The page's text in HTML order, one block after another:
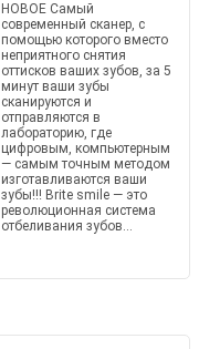
НОВОЕ Самый
современный сканер, с
помощью которого вместо
неприятного снятия
оттисков ваших зубов, за 5
минут ваши зубы
сканируются и
отправляются в
лабораторию, где
цифровым, компьютерным
— самым точным методом
изготавливаются ваши
зубы!!! Brite smile — это
революционная система
отбеливания зубов...